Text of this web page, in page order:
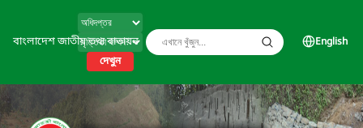
বাংলাদেশ জাতীয় তথ্য বাতায়ন
দেখুন
English